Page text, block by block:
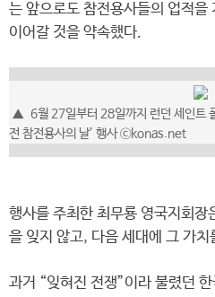
는 앞으로도 참전용사들의 업적을
이어갈 것을 약속했다.
▲ 6월 27일부터 28일까지 런던 세인트
전 참전용사의 날’ 행사ⓒkonas.net
행사를 주최한 최무룡 영국지회장
을 잊지 않고, 다음 세대에 그 가
과거 “잊혀진 전쟁”이라 불렸던